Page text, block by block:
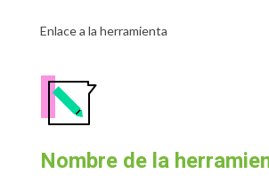
Enlace a la herramienta
Nombre de la